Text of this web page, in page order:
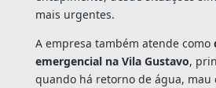
mais urgentes.
A empresa também atende como
emergencial na Vila Gustavo,
quando há retorno de água, mau